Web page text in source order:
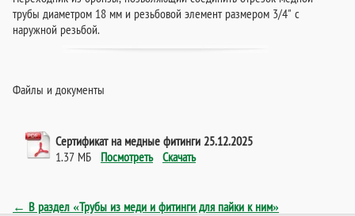
трубы диаметром 18 мм и резьбовой элемент размером 3/4" с
наружной резьбой.
Файлы и документы
Сертификат на медные фитинги 25.12.2025
1.37 МБ Посмотреть Скачать
← В раздел «Трубы из меди и фитинги для пайки к ним»